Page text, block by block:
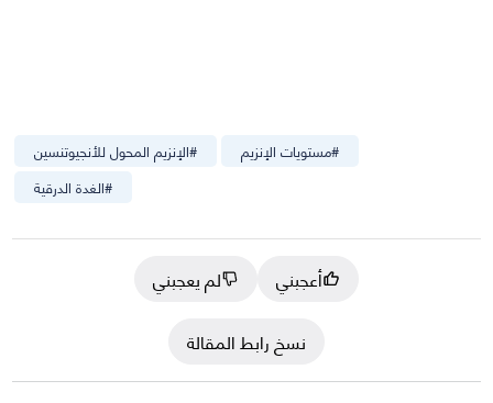
#الإنزيم المحول للأنجيوتنسين #مستويات الإنزيم
#الغدة الدرقية
أعجبني
لم يعجبني
نسخ رابط المقالة